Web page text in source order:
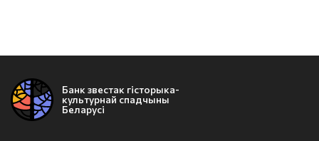
Банк звестак гісторыка-
культурнай спадчыны
Беларусі